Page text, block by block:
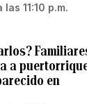
11:10 p.m.
a
en